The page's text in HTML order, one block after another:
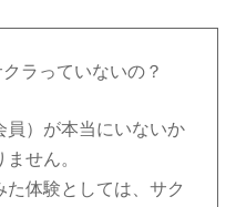
ラっていないの？
員）が本当にいないか
せん。
た体験としては、サク